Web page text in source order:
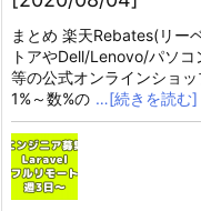
まとめ 楽天Rebates(リー
トアやDell/Lenovo/パソ
等の公式オンラインショ
1%～数%の …[続きを読む]